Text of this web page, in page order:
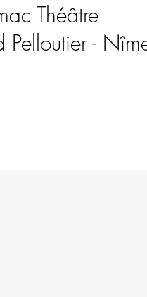
Théâtre
Pelloutier -